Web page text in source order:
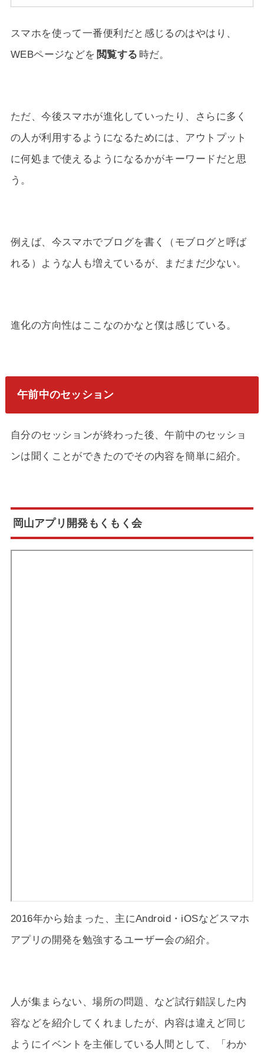
スマホを使って一番便利だと感じるのはやはり、
WEBページなどを 閲覧する 時だ。
ただ、今後スマホが進化していったり、さらに多く
の人が利用するようになるためには、アウトプット
に何処まで使えるようになるかがキーワードだと思
う。
例えば、今スマホでブログを書く（モブログと呼ば
れる）ような人も増えているが、まだまだ少ない。
進化の方向性はここなのかなと僕は感じている。
午前中のセッション
自分のセッションが終わった後、午前中のセッショ
ンは聞くことができたのでその内容を簡単に紹介。
岡山アプリ開発もくもく会
2016年から始まった、主にAndroid・iOSなどスマホ
アプリの開発を勉強するユーザー会の紹介。
人が集まらない、場所の問題、など試行錯誤した内
容などを紹介してくれましたが、内容は違えど同じ
ようにイベントを主催している人間として、「わか